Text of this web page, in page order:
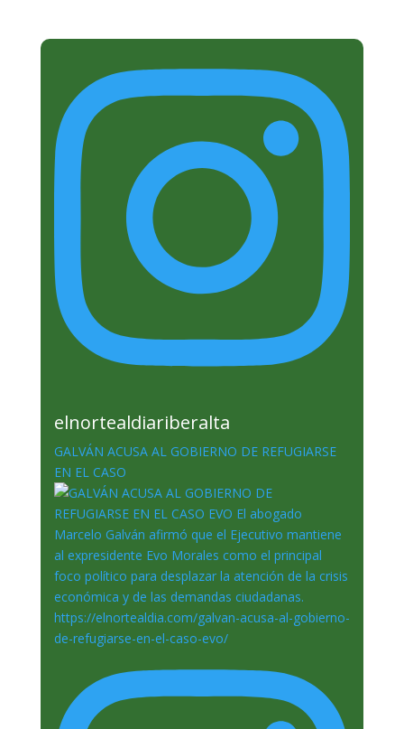
elnortealdiariberalta
GALVÁN ACUSA AL GOBIERNO DE REFUGIARSE
EN EL CASO